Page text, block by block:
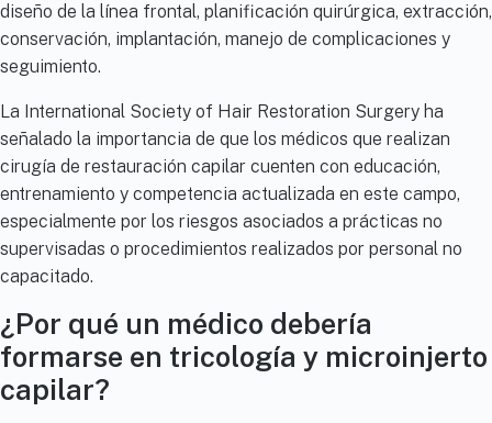
diseño de la línea frontal, planificación quirúrgica, extracción,
conservación, implantación, manejo de complicaciones y
seguimiento.
La International Society of Hair Restoration Surgery ha
señalado la importancia de que los médicos que realizan
cirugía de restauración capilar cuenten con educación,
entrenamiento y competencia actualizada en este campo,
especialmente por los riesgos asociados a prácticas no
supervisadas o procedimientos realizados por personal no
capacitado.
¿Por qué un médico debería
formarse en tricología y microinjerto
capilar?